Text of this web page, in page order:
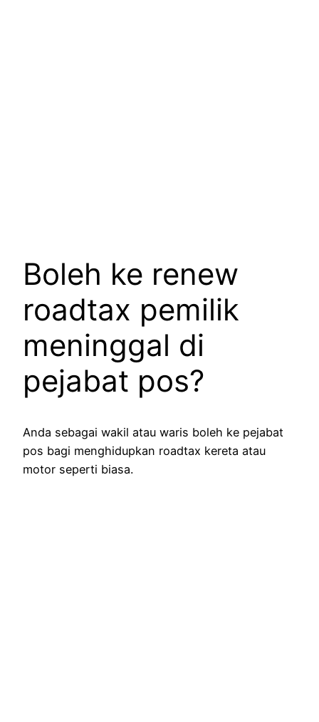
Boleh ke renew
roadtax pemilik
meninggal di
pejabat pos?
Anda sebagai wakil atau waris boleh ke pejabat
pos bagi menghidupkan roadtax kereta atau
motor seperti biasa.